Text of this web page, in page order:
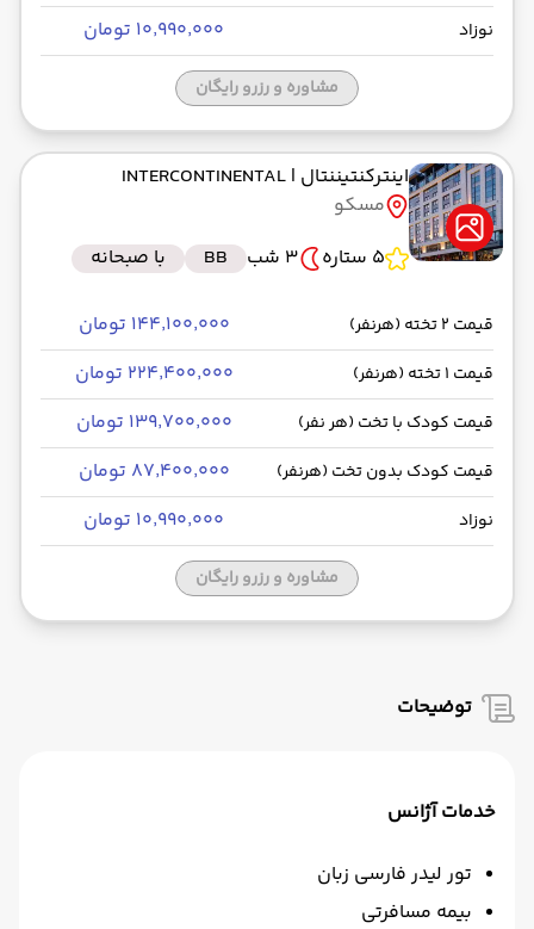
نوزاد ۱۰٬۹۹۰٬۰۰۰ تومان
مشاوره و رزرو رایگان
اینترکنتیننتال | INTERCONTINENTAL
مسکو
5 ستاره
3 شب BB با صبحانه
قیمت 2 تخته (هرنفر) ۱۴۴٬۱۰۰٬۰۰۰ تومان
قیمت 1 تخته (هرنفر) ۲۲۴٬۴۰۰٬۰۰۰ تومان
قیمت کودک با تخت (هر نفر) ۱۳۹٬۷۰۰٬۰۰۰ تومان
قیمت کودک بدون تخت (هرنفر) ۸۷٬۴۰۰٬۰۰۰ تومان
نوزاد ۱۰٬۹۹۰٬۰۰۰ تومان
مشاوره و رزرو رایگان
توضیحات
خدمات آژانس
تور لیدر فارسی زبان
بیمه مسافرتی